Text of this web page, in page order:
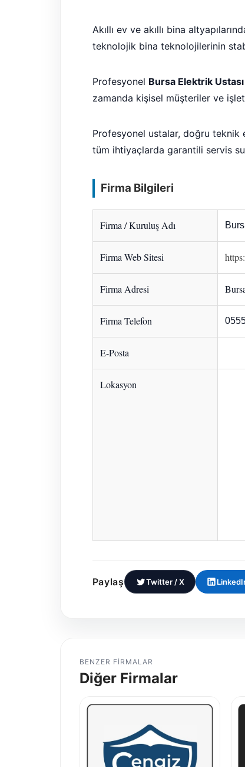
Akıllı ev ve akıllı bina
teknolojik bina teknolojilerinin
Profesyonel Bursa Elektrik Ustası
zamanda kişisel müşteriler ve
Profesyonel ustalar, doğru teknik
tüm ihtiyaçlarda garantili servis
Firma Bilgileri
Firma / Kuruluş Adı
Firma Web Sitesi
Firma Adresi
Firma Telefon
E-Posta
Lokasyon
Paylaş Twitter / X
BENZER FIRMALAR
Diğer Firmalar